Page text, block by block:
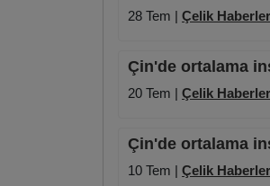
28 Tem | Çelik Haberler
Çin'de ortalama
20 Tem | Çelik Haberler
Çin'de ortalama
10 Tem | Çelik Haberler